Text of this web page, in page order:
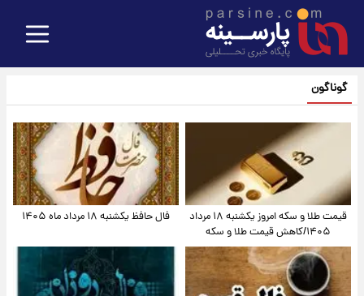
گوناگون
قیمت طلا و سکه امروز یکشنبه ۱۸ مرداد
۱۴۰۵/کاهش قیمت طلا و سکه
فال حافظ یکشنبه ۱۸ مرداد ماه ۱۴۰۵